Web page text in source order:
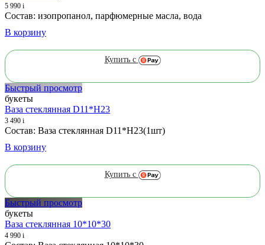
5 990 i
Состав: изопропанол, парфюмерные масла, вода
В корзину
Купить с
Быстрый просмотр
букеты
Ваза стеклянная D11*H23
3 490 i
Состав: Ваза стеклянная D11*H23(1шт)
В корзину
Купить с
Быстрый просмотр
букеты
Ваза стеклянная 10*10*30
4 990 i